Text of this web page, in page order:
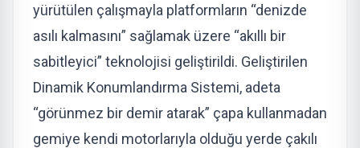
yürütülen çalışmayla platformların “denizde
asılı kalmasını” sağlamak üzere “akıllı bir
sabitleyici” teknolojisi geliştirildi. Geliştirilen
Dinamik Konumlandırma Sistemi, adeta
“görünmez bir demir atarak” çapa kullanmadan
gemiye kendi motorlarıyla olduğu yerde çakılı